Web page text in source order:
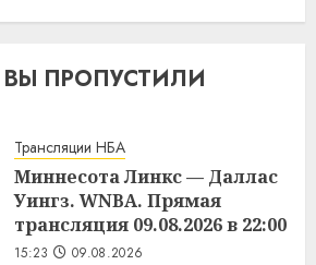
ПРОПУСТИЛИ
Трансляции НБА
Миннесота Линкс — Даллас
Уингз. WNBA. Прямая
трансляция 09.08.2026 в 22:00
15:23 09.08.2026